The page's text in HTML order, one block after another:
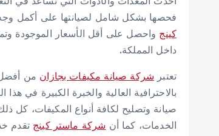
فحصها بشكل شامل لصيانتها على أكمل
كينج واحصل على أقل الأسعار الموجودة
داخل المملكة.
تعتبر شركة صيانة مكيفات بجازان من أفضل
بالاحترافية العالية والخبرة الكبيرة في
صيانة وتصليح لكافة أنواع المكيفات،
الخدمات، كما أن شركة ماستر كينج تقدم